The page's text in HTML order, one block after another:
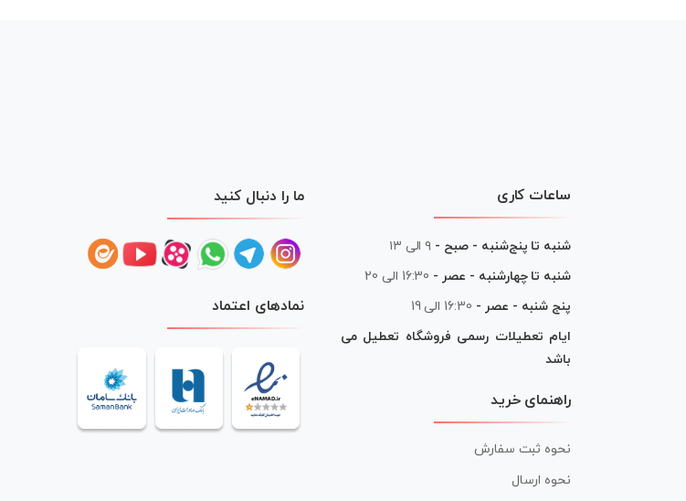
ساعات کاری
شنبه تا پنج‌شنبه - صبح - ۹ الی ۱۳
شنبه تا چهارشنبه - عصر - 16:30 الی 20
پنج شنبه - عصر - 16:30 الی 19
ایام تعطیلات رسمی فروشگاه تعطیل می
باشد
راهنمای خرید
نحوه ثبت سفارش
نحوه ارسال
ما را دنبال کنید
نمادهای اعتماد